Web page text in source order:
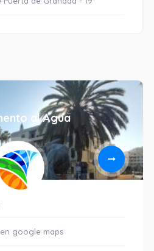
al Agua
google maps